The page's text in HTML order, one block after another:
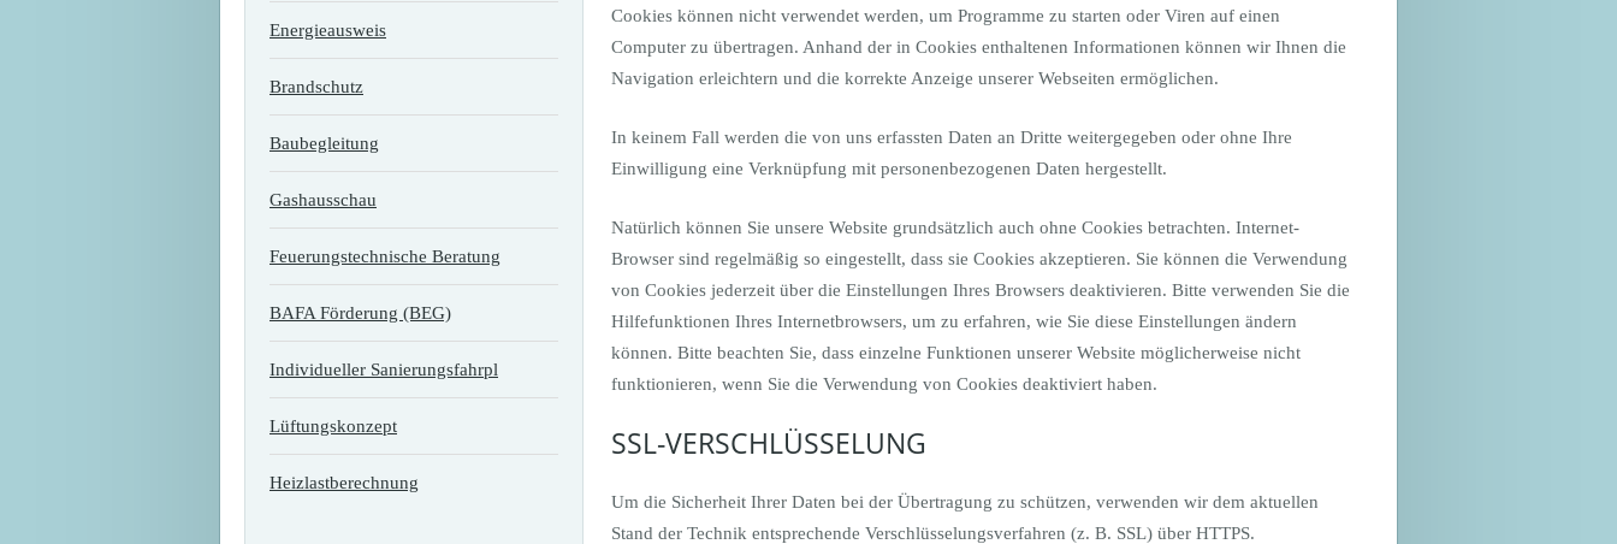
Energieausweis
Brandschutz
Baubegleitung
Gashausschau
Feuerungstechnische Beratung
BAFA Förderung (BEG)
Individueller Sanierungsfahrpl
Lüftungskonzept
Heizlastberechnung
Cookies können nicht verwendet werden, um Programme zu starten oder Viren auf einen
Computer zu übertragen. Anhand der in Cookies enthaltenen Informationen können wir Ihnen die
Navigation erleichtern und die korrekte Anzeige unserer Webseiten ermöglichen.
In keinem Fall werden die von uns erfassten Daten an Dritte weitergegeben oder ohne Ihre
Einwilligung eine Verknüpfung mit personenbezogenen Daten hergestellt.
Natürlich können Sie unsere Website grundsätzlich auch ohne Cookies betrachten. Internet-
Browser sind regelmäßig so eingestellt, dass sie Cookies akzeptieren. Sie können die Verwendung
von Cookies jederzeit über die Einstellungen Ihres Browsers deaktivieren. Bitte verwenden Sie die
Hilfefunktionen Ihres Internetbrowsers, um zu erfahren, wie Sie diese Einstellungen ändern
können. Bitte beachten Sie, dass einzelne Funktionen unserer Website möglicherweise nicht
funktionieren, wenn Sie die Verwendung von Cookies deaktiviert haben.
SSL-VERSCHLÜSSELUNG
Um die Sicherheit Ihrer Daten bei der Übertragung zu schützen, verwenden wir dem aktuellen
Stand der Technik entsprechende Verschlüsselungsverfahren (z. B. SSL) über HTTPS.